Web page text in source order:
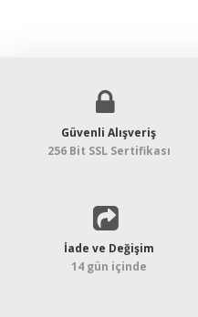
Güvenli Alışveriş
256 Bit SSL Sertifikası
İade ve Değişim
14 gün içinde